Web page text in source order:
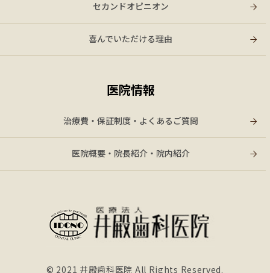
セカンドオピニオン
喜んでいただける理由
医院情報
治療費・保証制度・よくあるご質問
医院概要・院長紹介・院内紹介
© 2021 井殿歯科医院 All Rights Reserved.